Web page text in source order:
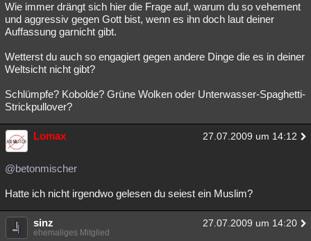
Wie immer drängt sich hier die Frage auf, warum du so vehement
und aggressiv gegen Gott bist, wenn es ihn doch laut deiner
Auffassung garnicht gibt.
Wetterst du auch so engagiert gegen andere Dinge die es in deiner
Weltsicht nicht gibt?
Schlümpfe? Kobolde? Grüne Wolken oder Unterwasser-Spaghetti-
Strickpullover?
Lomax 27.07.2009 um 14:12
@betonmischer
Hatte ich nicht irgendwo gelesen du seiest ein Muslim?
sinz 27.07.2009 um 14:20
ehemaliges Mitglied